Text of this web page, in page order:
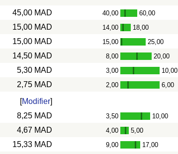
45,00 MAD 40,00 - 60,00
15,00 MAD 14,00 - 18,00
15,00 MAD 15,00 - 25,00
14,50 MAD 8,00 - 20,00
5,30 MAD 3,00 - 10,00
2,75 MAD 2,00 - 6,00
[Modifier]
8,25 MAD 3,50 - 10,00
4,67 MAD 4,00 - 5,00
15,33 MAD 9,00 - 17,00